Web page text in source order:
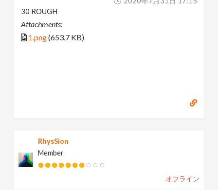
30 ROUGH
Attachments:
1.png(653.7 KB)
RhysSion
Member
オフライン